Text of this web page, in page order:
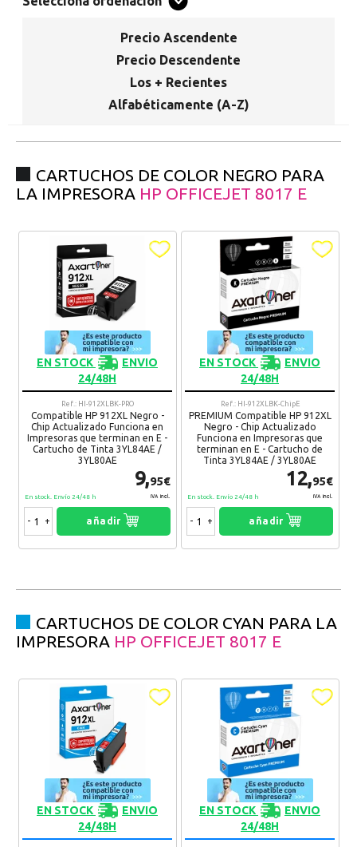
boletin de noticias
Ventajas para miembros
Accede a descuentos exclusivos y ofertas en toda la gama de
consumibles e informática.
Precio Ascendente
Precio Descendente
Los + Recientes
Alfabéticamente (A-Z)
CARTUCHOS DE COLOR NEGRO PARA
LA IMPRESORA HP OFFICEJET 8017 E
EN STOCK
ENVIO
24/48H
Ref.: HI-912XLBK-PRO
Compatible HP 912XL Negro -
Chip Actualizado Funciona en
Impresoras que terminan en E -
Cartucho de Tinta 3YL84AE /
3YL80AE
9,95€
IVA Incl.
En stock. Envío 24/48 h
- + añadir
EN STOCK
ENVIO
24/48H
Ref.: HI-912XLBK-ChipE
PREMIUM Compatible HP 912XL
Negro - Chip Actualizado
Funciona en Impresoras que
terminan en E - Cartucho de
Tinta 3YL84AE / 3YL80AE
12,95€
IVA Incl.
En stock. Envío 24/48 h
- + añadir
CARTUCHOS DE COLOR CYAN PARA LA
IMPRESORA HP OFFICEJET 8017 E
EN STOCK
ENVIO
24/48H
EN STOCK
ENVIO
24/48H